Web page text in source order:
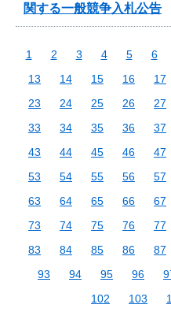
関する一般競争入札公告
1 2 3 4 5 6
13
14 15 16 17
23
24 25 26 27
33
34 35 36 37
43
44 45 46 47
53
54 55 56 57
63
64 65 66 67
73
74 75 76 77
83
84 85 86 87
93
94 95 96
102
103